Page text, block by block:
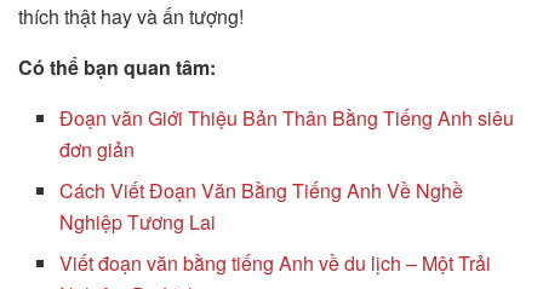
thích thật hay và ấn tượng!
Có thể bạn quan tâm:
Đoạn văn Giới Thiệu Bản Thân Bằng Tiếng Anh siêu
đơn giản
Cách Viết Đoạn Văn Bằng Tiếng Anh Về Nghề
Nghiệp Tương Lai
Viết đoạn văn bằng tiếng Anh về du lịch – Một Trải